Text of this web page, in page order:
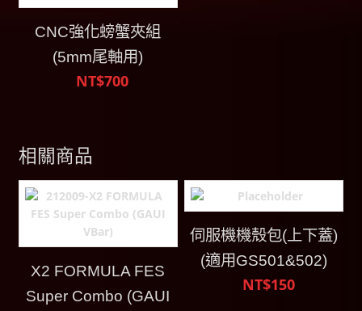
CNC強化螃蟹夾組
(5mm尾軸用)
NT$700
相關商品
X2 FORMULA FES
Super Combo (GAUI
伺服機機殼包(上下蓋)
(適用GS501&502)
NT$150